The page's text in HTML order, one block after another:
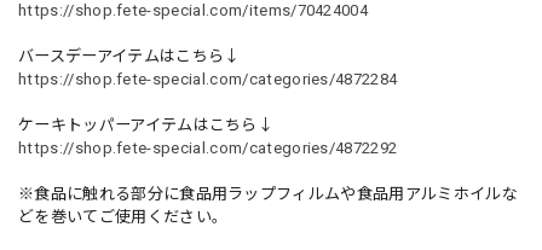
https://shop.fete-special.com/items/70424004
バースデーアイテムはこちら↓
https://shop.fete-special.com/categories/4872284
ケーキトッパーアイテムはこちら↓
https://shop.fete-special.com/categories/4872292
※食品に触れる部分に食品用ラップフィルムや食品用アルミホイルな
どを巻いてご使用ください。